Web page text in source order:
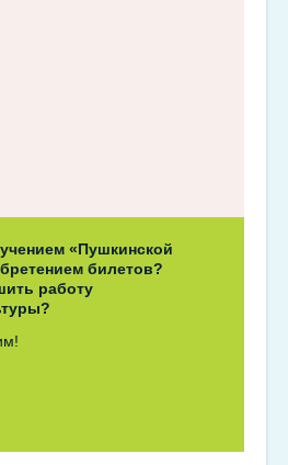
«Пушкинской
билетов?
работу